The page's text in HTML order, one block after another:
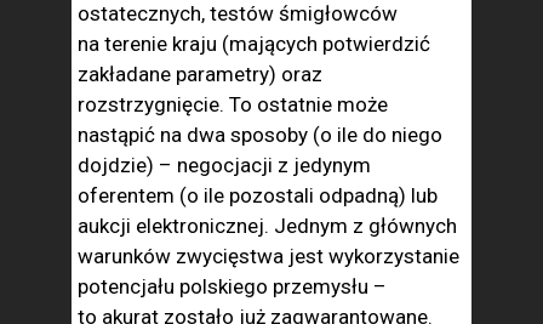
ostatecznych, testów śmigłowców
na terenie kraju (mających potwierdzić
zakładane parametry) oraz
rozstrzygnięcie. To ostatnie może
nastąpić na dwa sposoby (o ile do niego
dojdzie) – negocjacji z jedynym
oferentem (o ile pozostali odpadną) lub
aukcji elektronicznej. Jednym z głównych
warunków zwycięstwa jest wykorzystanie
potencjału polskiego przemysłu –
to akurat zostało już zagwarantowane.